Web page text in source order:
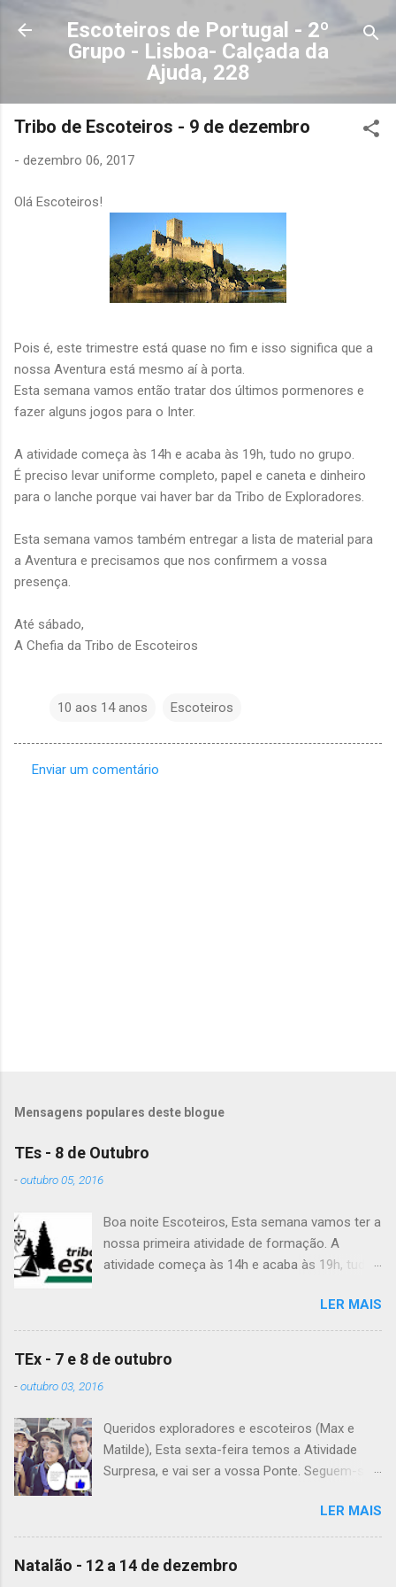
Avançar para o conteúdo principal
Escoteiros de Portugal - 2º
Grupo - Lisboa- Calçada da
Ajuda, 228
Tribo de Escoteiros - 9 de dezembro
- dezembro 06, 2017
Olá Escoteiros!
Pois é, este trimestre está quase no fim e isso significa que a
nossa Aventura está mesmo aí à porta.
Esta semana vamos então tratar dos últimos pormenores e
fazer alguns jogos para o Inter.
A atividade começa às 14h e acaba às 19h, tudo no grupo.
É preciso levar uniforme completo, papel e caneta e dinheiro
para o lanche porque vai haver bar da Tribo de Exploradores.
Esta semana vamos também entregar a lista de material para
a Aventura e precisamos que nos confirmem a vossa
presença.
Até sábado,
A Chefia da Tribo de Escoteiros
10 aos 14 anos Escoteiros
Enviar um comentário
Mensagens populares deste blogue
TEs - 8 de Outubro
-outubro 05, 2016
Boa noite Escoteiros, Esta semana vamos ter a
nossa primeira atividade de formação. A
atividade começa às 14h e acaba às 19h, tudo
lanche (não pode ser dinheiro!), água, papel e
caneta. Para a Diana, a Inês, o Dawton,
Valentino e Rafael a atividade começa à 13h .
vão fazer a ponte com a TEx, vejam as
informações no post deles. Atenção: Ainda há
patrulhas que não enviaram o projeto da
até às 23:59. Alguma dúvida, liguem. Até
Sábado, A Chefia da TEs
LER MAIS
TEx - 7 e 8 de outubro
-outubro 03, 2016
Queridos exploradores e escoteiros (Max e
Matilde), Esta sexta-feira temos a Atividade
Surpresa, e vai ser a vossa Ponte. Seguem-se
atividade! Encontro na Estação Fluvial de
Belém, na sexta-feira, às 20h15. A atividade
termina no sábado, às 22h, no grupo. Material: -
LER MAIS
Natalão - 12 a 14 de dezembro